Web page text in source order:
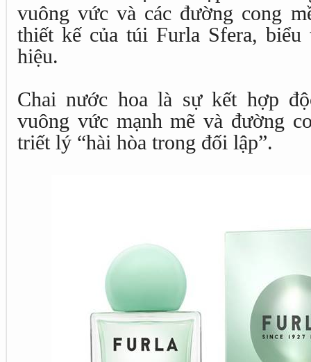
vuông vức và các đường cong
thiết kế của túi Furla Sfera,
hiệu.
Chai nước hoa là sự kết hợp
vuông vức mạnh mẽ và đường
triết lý “hài hòa trong đối lập”.